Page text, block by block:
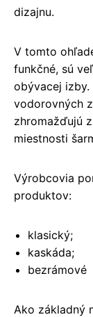
dizajnu.
V tomto
funkčné, sú
obývacej
vodorovných
zhromažďujú
miestnosti
Výrobcovia
produktov:
klasický;
kaskáda;
bezrámové
Ako základný